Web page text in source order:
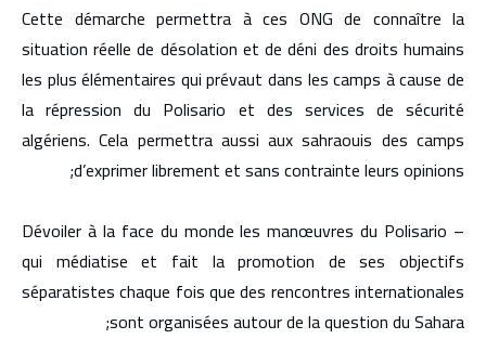
Cette démarche permettra à ces ONG de connaître la
situation réelle de désolation et de déni des droits humains
les plus élémentaires qui prévaut dans les camps à cause de
la répression du Polisario et des services de sécurité
algériens. Cela permettra aussi aux sahraouis des camps
d’exprimer librement et sans contrainte leurs opinions;
– Dévoiler à la face du monde les manœuvres du Polisario
qui médiatise et fait la promotion de ses objectifs
séparatistes chaque fois que des rencontres internationales
sont organisées autour de la question du Sahara;